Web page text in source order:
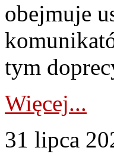
obejmuje
tym
Więcej...
31 lipca